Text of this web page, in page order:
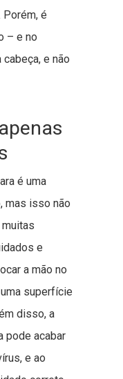
é
– e no
e não
é uma
mas isso não
e
a mão no
superfície
disso, a
pode acabar
e ao